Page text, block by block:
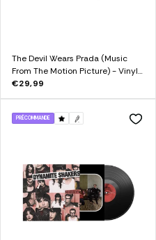
The Devil Wears Prada (Music
From The Motion Picture) - Vinyle
Rouge Exclusif
€29,99
PRÉCOMMANDE